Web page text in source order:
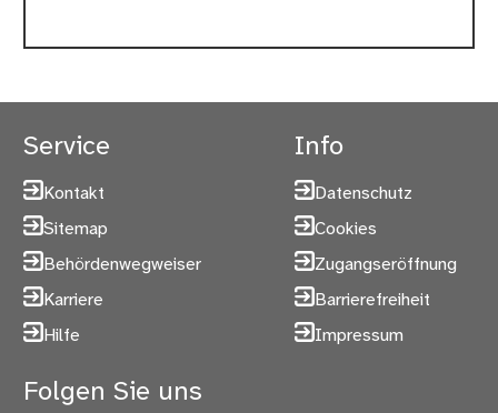
Service
Kontakt
Sitemap
Behördenwegweiser
Karriere
Hilfe
Info
Datenschutz
Cookies
Zugangseröffnung
Barrierefreiheit
Impressum
Folgen Sie uns